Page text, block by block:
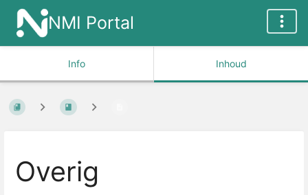
NMI Portal
Info Inhoud
Overig